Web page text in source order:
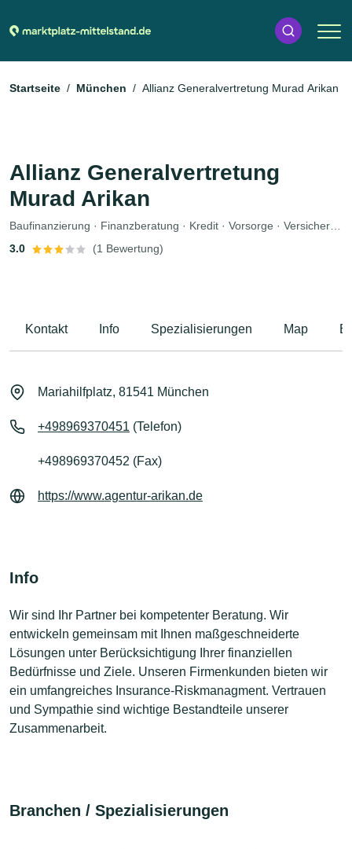
Startseite München Allianz Generalvertretung Murad Arikan
Allianz Generalvertretung
Murad Arikan
3.0
(1 Bewertung)
Kontakt Info Spezialisierungen Map
Mariahilfplatz, 81541 München
+498969370451 (Telefon)
+498969370452 (Fax)
https://www.agentur-arikan.de
Info
Wir sind Ihr Partner bei kompetenter Beratung. Wir
entwickeln gemeinsam mit Ihnen maßgeschneiderte
Lösungen unter Berücksichtigung Ihrer finanziellen
Bedürfnisse und Ziele. Unseren Firmenkunden bieten wir
ein umfangreiches Insurance-Riskmanagment. Vertrauen
und Sympathie sind wichtige Bestandteile unserer
Zusammenarbeit.
Branchen / Spezialisierungen